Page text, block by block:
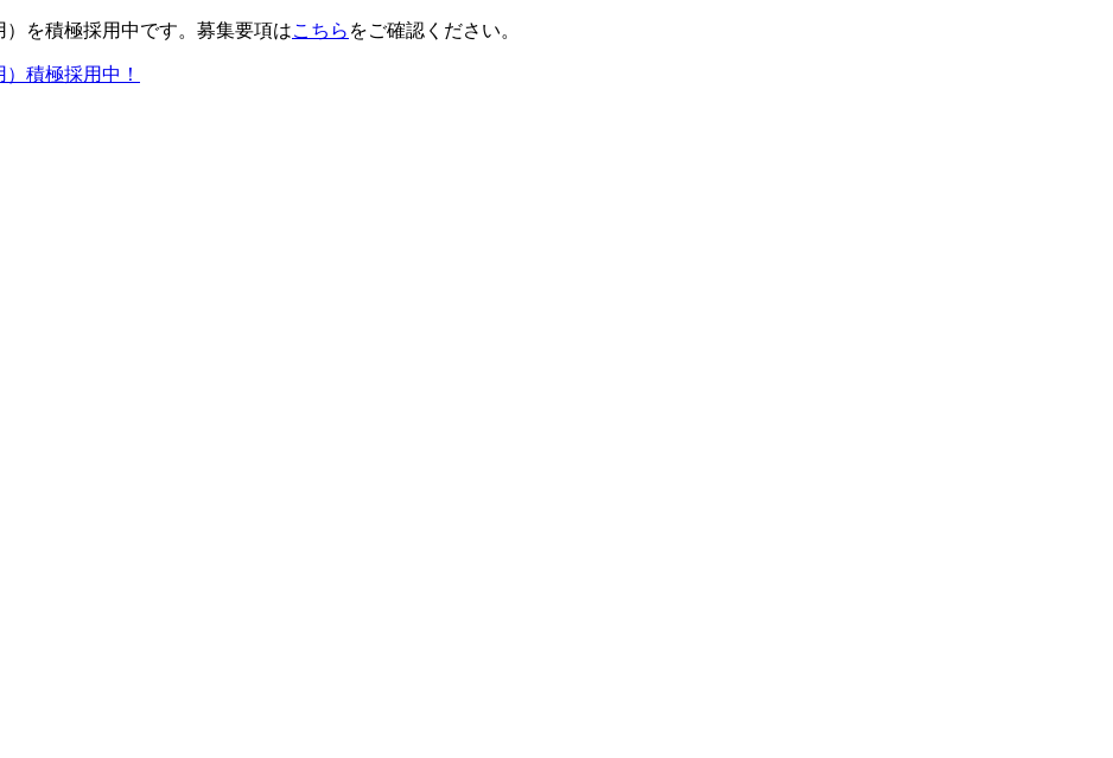
を積極採用中です。募集要項はこちら をご確認ください。
積極採用中！